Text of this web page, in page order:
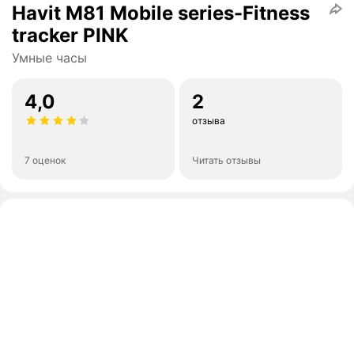
Havit M81 Mobile series-Fitness
tracker PINK
Умные часы
4,0
7 оценок
2
отзыва
Читать отзывы